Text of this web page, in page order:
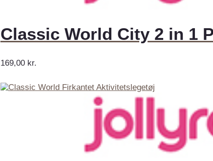
Classic World City 2 in 1
169,00 kr.